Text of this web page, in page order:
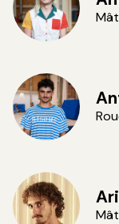
Vincent VDH
Vincent VDH